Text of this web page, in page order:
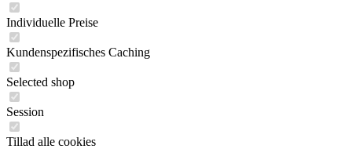
Individuelle Preise
Kundenspezifisches Caching
Selected shop
Session
Tillad alle cookies